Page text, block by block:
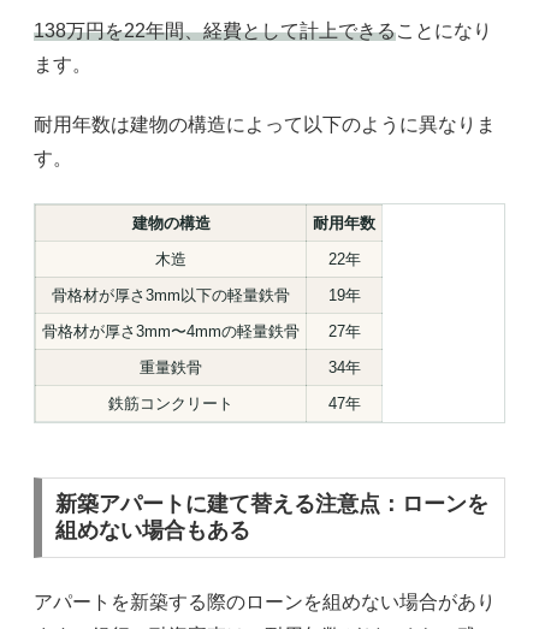
138万円を22年間、経費として計上できることになり
ます。
耐用年数は建物の構造によって以下のように異なりま
す。
建物の構造
耐用年数
木造
22年
骨格材が厚さ3mm以下の軽量鉄骨
19年
骨格材が厚さ3mm〜4mmの軽量鉄骨
27年
重量鉄骨
34年
鉄筋コンクリート
47年
新築アパートに建て替える注意点：ローンを
組めない場合もある
アパートを新築する際のローンを組めない場合があり